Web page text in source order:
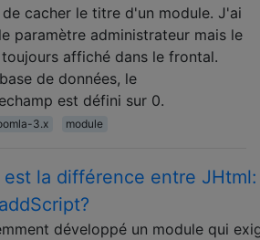
de cacher le titre d'un module. J'ai
paramètre administrateur mais le
affiché dans le frontal.
de données, le
est défini sur 0.
3.x module
est la différence entre
développé un module qui